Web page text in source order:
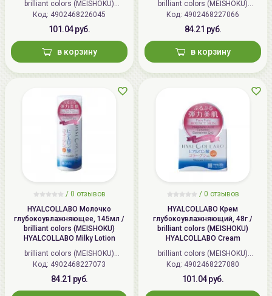
Bright&Peel AHA&BHA Fruits
Peeling Jelly
brilliant colors (MEISHOKU)
(Япония)
Код: 4902468226045
101.04 руб.
в корзину
brilliant colors (MEISHOKU)
(Япония)
Код: 4902468227066
84.21 руб.
в корзину
/ 0 отзывов
HYALCOLLABO Молочко
глубокоувлажняющее, 145мл /
brilliant colors (MEISHOKU)
HYALCOLLABO Milky Lotion
brilliant colors (MEISHOKU)
(Япония)
Код: 4902468227073
84.21 руб.
/ 0 отзывов
HYALCOLLABO Крем
глубокоувлажняющий, 48г /
brilliant colors (MEISHOKU)
HYALCOLLABO Cream
brilliant colors (MEISHOKU)
(Япония)
Код: 4902468227080
101.04 руб.